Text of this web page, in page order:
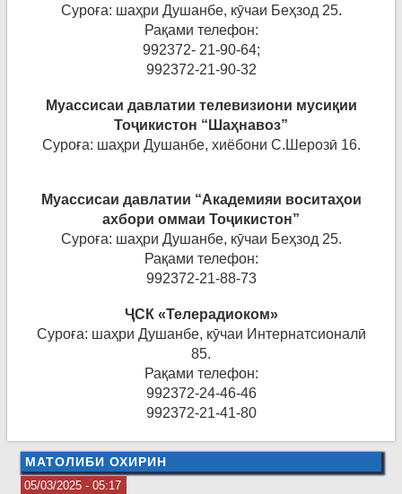
Суроға: шаҳри Душанбе, кӯчаи Беҳзод 25.
Рақами телефон:
992372- 21-90-64;
992372-21-90-32
Муассисаи давлатии телевизиони мусиқии
Тоҷикистон “Шаҳнавоз”
Суроға: шаҳри Душанбе, хиёбони С.Шерозӣ 16.
Муассисаи давлатии “Академияи воситаҳои
ахбори оммаи Тоҷикистон”
Суроға: шаҳри Душанбе, кӯчаи Беҳзод 25.
Рақами телефон:
992372-21-88-73
ҶСК «Телерадиоком»
Суроға: шаҳри Душанбе, кӯчаи Интернатсионалӣ
85.
Рақами телефон:
992372-24-46-46
992372-21-41-80
МАТОЛИБИ ОХИРИН
05/03/2025 - 05:17